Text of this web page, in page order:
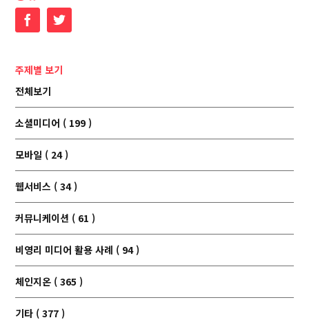
FacebookTwitter
주제별 보기
전체보기
소셜미디어 ( 199 )
모바일 ( 24 )
웹서비스 ( 34 )
커뮤니케이션 ( 61 )
비영리 미디어 활용 사례 ( 94 )
체인지온 ( 365 )
기타 ( 377 )